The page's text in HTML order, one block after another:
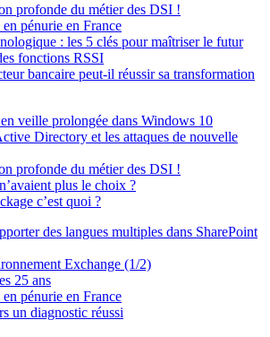
profonde du métier des DSI !
pénurie en France
: les 5 clés pour maîtriser le futur
fonctions RSSI
bancaire peut-il réussir sa transformation
veille prolongée dans Windows 10
Directory et les attaques de nouvelle
profonde du métier des DSI !
plus le choix ?
c’est quoi ?
des langues multiples dans SharePoint
Exchange (1/2)
25 ans
pénurie en France
un diagnostic réussi